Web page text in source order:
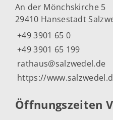
An der Mönchskirche 5
29410 Hansestadt
+49 3901 65 0
+49 3901 65 199
rathaus@salzwedel.de
https://
Öffnungszeiten